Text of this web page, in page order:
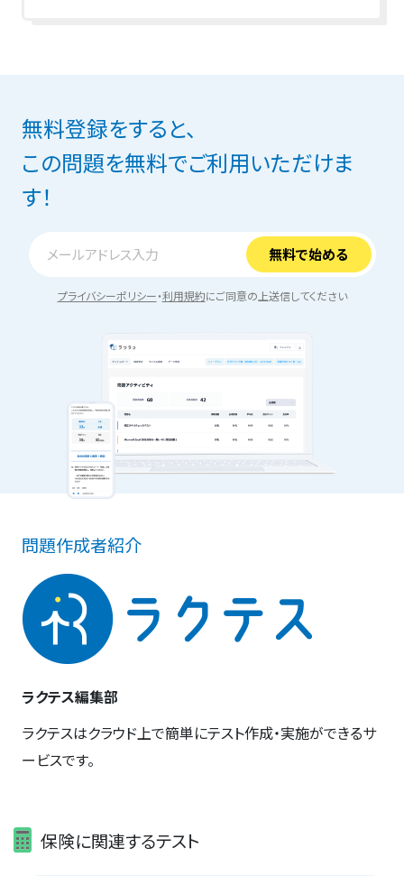
無料登録をすると、
この問題を無料でご利用いただけま
す！
プライバシーポリシー・利用規約にご同意の上送信してください
問題作成者紹介
ラクテス編集部
ラクテスはクラウド上で簡単にテスト作成・実施ができるサ
ービスです。
保険に関連するテスト